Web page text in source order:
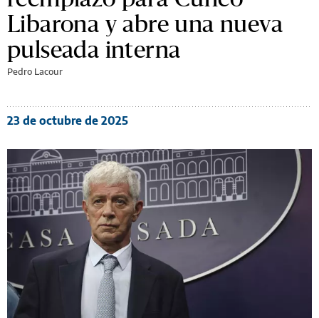
Libarona y abre una nueva
pulseada interna
Pedro Lacour
23 de octubre de 2025